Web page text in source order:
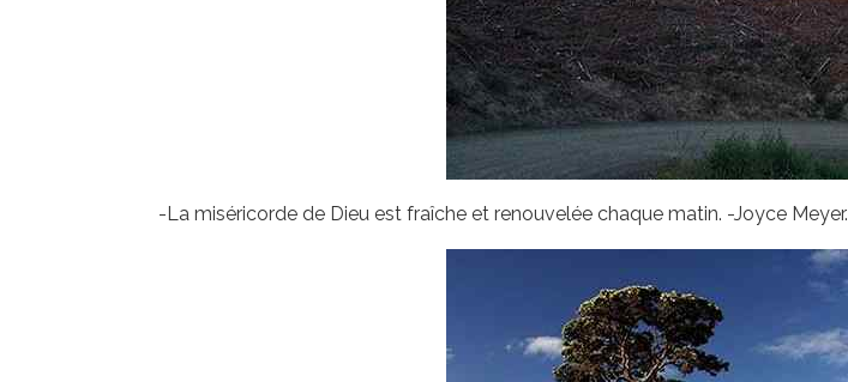
-La miséricorde de Dieu est fraîche et renouvelée chaque matin. -Joyce Meyer.